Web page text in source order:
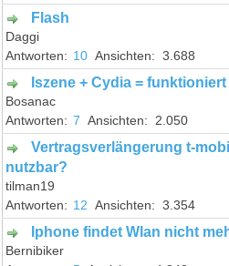
Flash
Daggi
10
3.688
Iszene + Cydia =
Bosanac
7
2.050
Vertragsverlängerung t-
nutzbar?
tilman19
12
3.354
Iphone findet Wlan nicht
Bernibiker